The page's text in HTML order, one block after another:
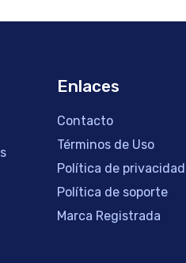
Enlaces
Contacto
Términos de Uso
Política de privacidad
Política de soporte
Marca Registrada